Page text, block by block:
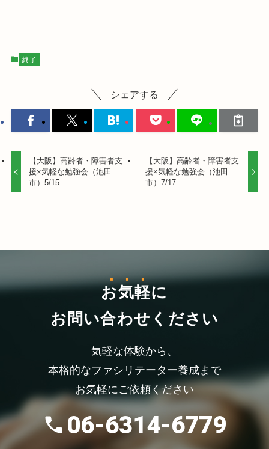
終了
シェアする
【大阪】高齢者・障害者支
援×気軽な勉強会（池田
市）5/15
【大阪】高齢者・障害者支
援×気軽な勉強会（池田
市）7/17
お気軽に
お問い合わせください
気軽な体験から、
本格的なファシリテーター養成まで
お気軽にご依頼ください
06-6314-6779